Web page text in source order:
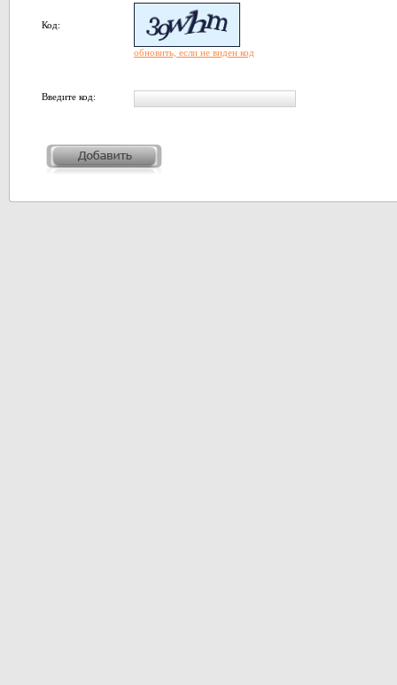
Код:
обновить, если не виден код
Введите код: